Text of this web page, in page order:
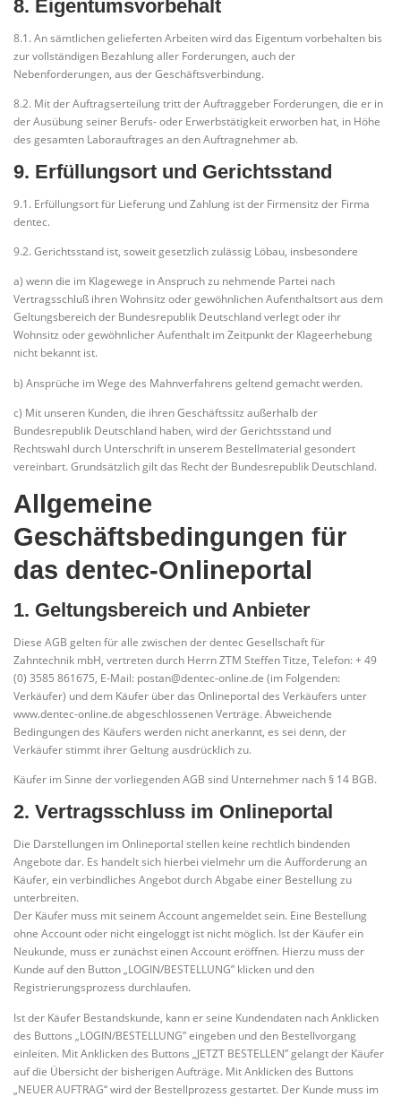
8. Eigentumsvorbehalt
8.1. An sämtlichen gelieferten Arbeiten wird das Eigentum vorbehalten bis
zur vollständigen Bezahlung aller Forderungen, auch der
Nebenforderungen, aus der Geschäftsverbindung.
8.2. Mit der Auftragserteilung tritt der Auftraggeber Forderungen, die er in
der Ausübung seiner Berufs- oder Erwerbstätigkeit erworben hat, in Höhe
des gesamten Laborauftrages an den Auftragnehmer ab.
9. Erfüllungsort und Gerichtsstand
9.1. Erfüllungsort für Lieferung und Zahlung ist der Firmensitz der Firma
dentec.
9.2. Gerichtsstand ist, soweit gesetzlich zulässig Löbau, insbesondere
a) wenn die im Klagewege in Anspruch zu nehmende Partei nach
Vertragsschluß ihren Wohnsitz oder gewöhnlichen Aufenthaltsort aus dem
Geltungsbereich der Bundesrepublik Deutschland verlegt oder ihr
Wohnsitz oder gewöhnlicher Aufenthalt im Zeitpunkt der Klageerhebung
nicht bekannt ist.
b) Ansprüche im Wege des Mahnverfahrens geltend gemacht werden.
c) Mit unseren Kunden, die ihren Geschäftssitz außerhalb der
Bundesrepublik Deutschland haben, wird der Gerichtsstand und
Rechtswahl durch Unterschrift in unserem Bestellmaterial gesondert
vereinbart. Grundsätzlich gilt das Recht der Bundesrepublik Deutschland.
Allgemeine
Geschäftsbedingungen für
das dentec-Onlineportal
1. Geltungsbereich und Anbieter
Diese AGB gelten für alle zwischen der dentec Gesellschaft für
Zahntechnik mbH, vertreten durch Herrn ZTM Steffen Titze, Telefon: + 49
(0) 3585 861675, E-Mail: postan@dentec-online.de (im Folgenden:
Verkäufer) und dem Käufer über das Onlineportal des Verkäufers unter
www.dentec-online.de abgeschlossenen Verträge. Abweichende
Bedingungen des Käufers werden nicht anerkannt, es sei denn, der
Verkäufer stimmt ihrer Geltung ausdrücklich zu.
Käufer im Sinne der vorliegenden AGB sind Unternehmer nach § 14 BGB.
2. Vertragsschluss im Onlineportal
Die Darstellungen im Onlineportal stellen keine rechtlich bindenden
Angebote dar. Es handelt sich hierbei vielmehr um die Aufforderung an
Käufer, ein verbindliches Angebot durch Abgabe einer Bestellung zu
unterbreiten.
Der Käufer muss mit seinem Account angemeldet sein. Eine Bestellung
ohne Account oder nicht eingeloggt ist nicht möglich. Ist der Käufer ein
Neukunde, muss er zunächst einen Account eröffnen. Hierzu muss der
Kunde auf den Button „LOGIN/BESTELLUNG” klicken und den
Registrierungsprozess durchlaufen.
Ist der Käufer Bestandskunde, kann er seine Kundendaten nach Anklicken
des Buttons „LOGIN/BESTELLUNG” eingeben und den Bestellvorgang
einleiten. Mit Anklicken des Buttons „JETZT BESTELLEN” gelangt der Käufer
auf die Übersicht der bisherigen Aufträge. Mit Anklicken des Buttons
„NEUER AUFTRAG“ wird der Bestellprozess gestartet. Der Kunde muss im